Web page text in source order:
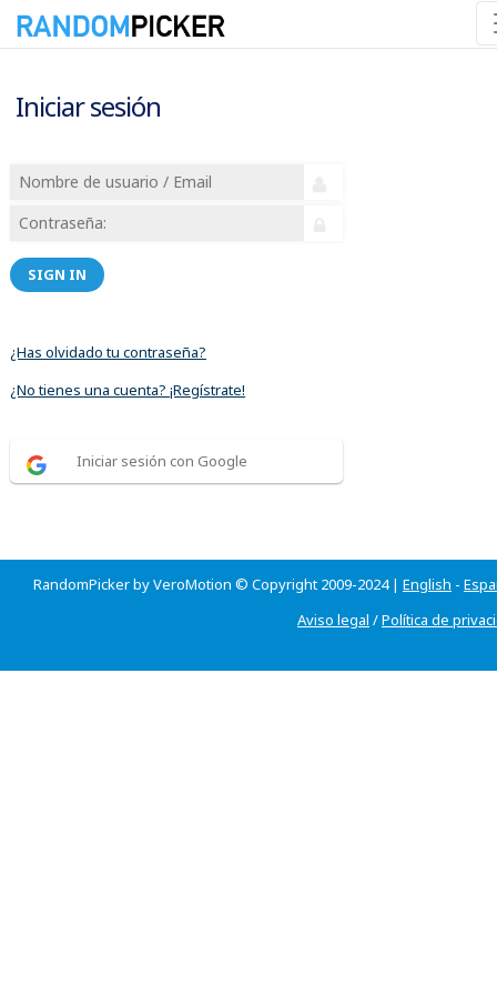
Iniciar sesión
SIGN IN
¿Has olvidado tu contraseña?
¿No tienes una cuenta? ¡Regístrate!
Iniciar sesión con Google
RandomPicker by VeroMotion © Copyright 2009-2024 | English -
Aviso legal /Política de